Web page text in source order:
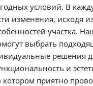
условий. В
изменения, исходя
участка.
выбрать
решения
и
котором приятно